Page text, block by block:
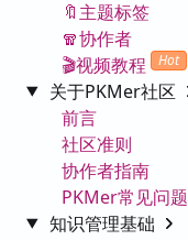
🔖主题标签
🧣协作者
🎬视频教程
Hot
关于PKMer社区
前言
社区准则
协作者指南
PKMer常见问题
知识管理基础